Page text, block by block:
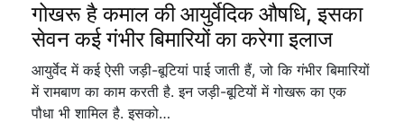
गोखरू है कमाल की आयुर्वेदिक औषधि, इसका
सेवन कई गंभीर बिमारियों का करेगा इलाज
आयुर्वेद में कई ऐसी जड़ी-बूटियां पाई जाती हैं, जो कि गंभीर बिमारियों
में रामबाण का काम करती है. इन जड़ी-बूटियों में गोखरू का एक
पौधा भी शामिल है. इसको…